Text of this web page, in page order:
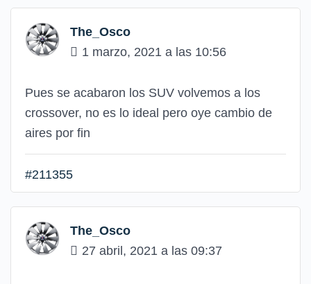
The_Osco
1 marzo, 2021 a las 10:56
Pues se acabaron los SUV volvemos a los
crossover, no es lo ideal pero oye cambio de
aires por fin
#211355
The_Osco
27 abril, 2021 a las 09:37